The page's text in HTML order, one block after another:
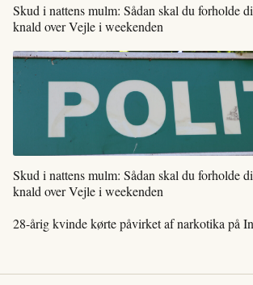
Skud i nattens mulm: Sådan skal du forholde
knald over Vejle i weekenden
Skud i nattens mulm: Sådan skal du forholde
knald over Vejle i weekenden
28-årig kvinde kørte påvirket af narkotika på